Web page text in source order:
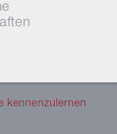
kennenzulernen